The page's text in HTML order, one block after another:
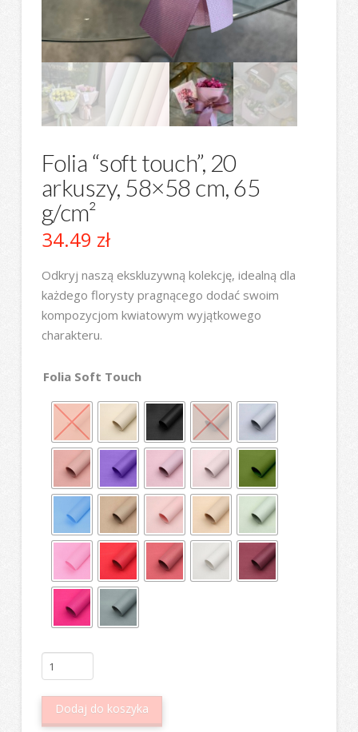
Folia “soft touch”, 20
arkuszy, 58×58 cm, 65
g/cm²
34.49 zł
Odkryj naszą ekskluzywną kolekcję, idealną dla
każdego florysty pragnącego dodać swoim
kompozycjom kwiatowym wyjątkowego
charakteru.
Folia Soft Touch
ilość
Folia
"softDodaj do koszyka